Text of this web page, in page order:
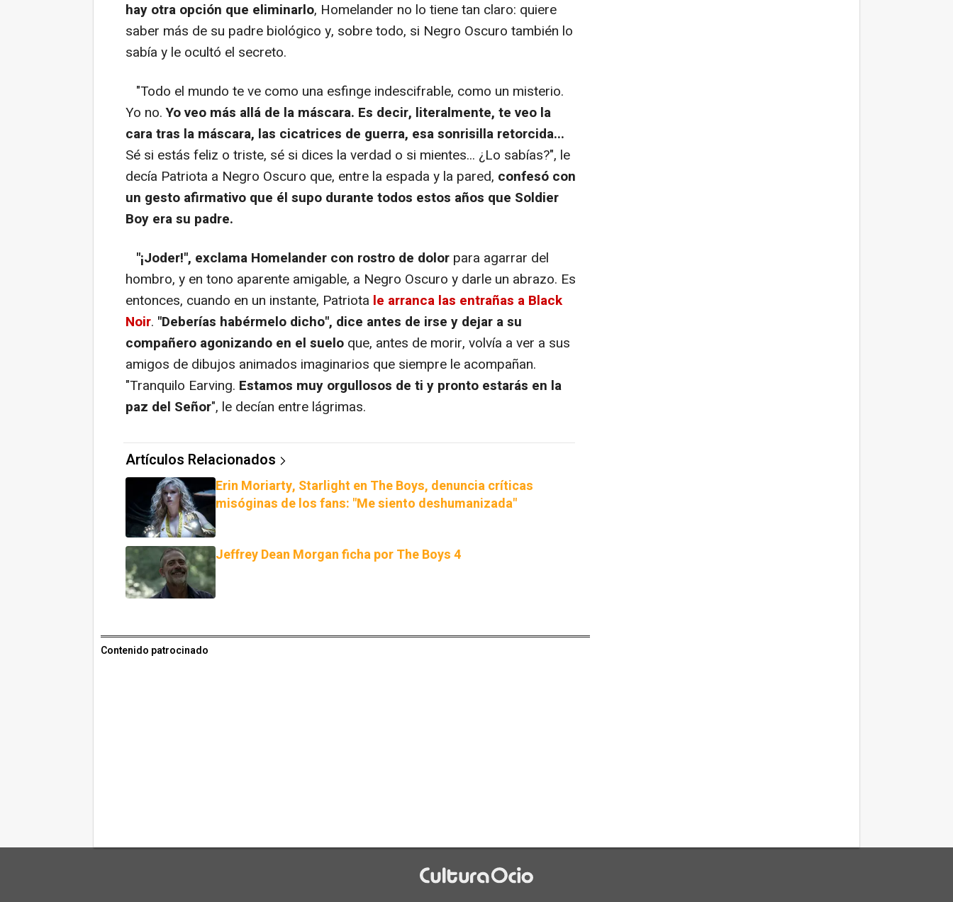
hay otra opción que eliminarlo, Homelander no lo tiene tan claro: quiere
saber más de su padre biológico y, sobre todo, si Negro Oscuro también lo
sabía y le ocultó el secreto.
"Todo el mundo te ve como una esfinge indescifrable, como un misterio.
Yo no.Yo veo más allá de la máscara. Es decir, literalmente, te veo la
cara tras la máscara, las cicatrices de guerra, esa sonrisilla retorcida...
Sé si estás feliz o triste, sé si dices la verdad o si mientes... ¿Lo sabías?", le
decía Patriota a Negro Oscuro que, entre la espada y la pared, confesó con
un gesto afirmativo que él supo durante todos estos años que Soldier
Boy era su padre.
"¡Joder!", exclama Homelander con rostro de dolor para agarrar del
hombro, y en tono aparente amigable, a Negro Oscuro y darle un abrazo. Es
entonces, cuando en un instante, Patriota le arranca las entrañas a Black
Noir. "Deberías habérmelo dicho", dice antes de irse y dejar a su
compañero agonizando en el suelo que, antes de morir, volvía a ver a sus
amigos de dibujos animados imaginarios que siempre le acompañan.
"Tranquilo Earving. Estamos muy orgullosos de ti y pronto estarás en la
paz del Señor", le decían entre lágrimas.
Artículos Relacionados
Erin Moriarty, Starlight en The Boys, denuncia críticas
misóginas de los fans: "Me siento deshumanizada"
Jeffrey Dean Morgan ficha por The Boys 4
Contenido patrocinado